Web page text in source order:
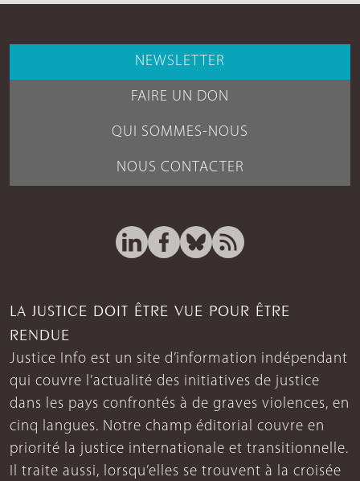
NEWSLETTER
FAIRE UN DON
QUI SOMMES-NOUS
NOUS CONTACTER
LA JUSTICE DOIT ÊTRE VUE POUR ÊTRE
RENDUE
Justice Info est un site d’information indépendant
qui couvre l’actualité des initiatives de justice
dans les pays confrontés à de graves violences, en
cinq langues. Notre champ éditorial couvre en
priorité la justice internationale et transitionnelle.
Il traite aussi, lorsqu’elles se trouvent à la croisée